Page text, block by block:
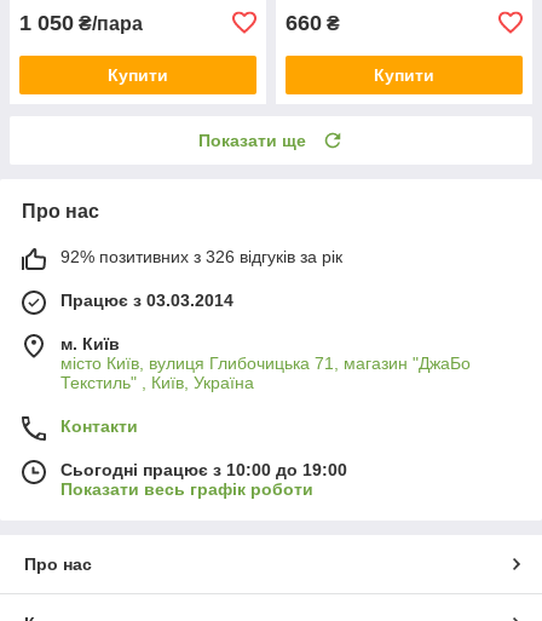
1 050 ₴/пара
Купити
660 ₴
Купити
Показати ще
Про нас
92% позитивних з 326 відгуків за рік
Працює з 03.03.2014
м. Київ
місто Київ, вулиця Глибочицька 71, магазин "ДжаБо
Текстиль" , Київ, Україна
Контакти
Сьогодні працює з 10:00 до 19:00
Показати весь графік роботи
Про нас